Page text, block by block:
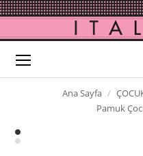
Ana Sayfa
Pamuk